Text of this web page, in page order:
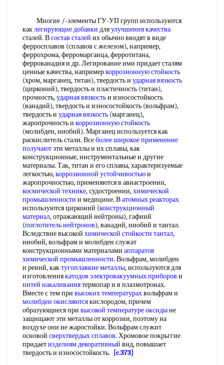
Многие /-элементы ГУ-УП групп используются
каклегирующие добавки дляулучшения качества
сталей. Всостав сталей их обычно вводят в виде
ферросплавов (сплавов с железом), например,
феррохрома, ферромарганца, ферротитана,
феррованадия и др. Легирование ими придает сталям
ценные качества, напримеркоррозионную стойкость
(хром, марганец, титан), твердость и ударная вязкость
(цирконий), твердость и пластичность (титан),
прочность,ударная вязкостьи износостойкость
(ванадий), твердость и износостойкость (вольфрам),
твердость и ударная вязкость (марганец),
жаропрочность и коррозионную стойкость
(молибден, ниобий). Марганец используется как
раскислитель стали. Всеболее широкоеприменение
получаютэти металлы и их сплавы, как
конструкционные, инструментальные и другие
материалы. Так, титан и его сплавы, характеризуемые
легкостью,коррозионной устойчивостьюи
жаропрочностью, применяются в авиастроении,
космической технике, судостроении,химической
промышленности и медицине. Ватомных реакторах
используются цирконий (конструкционный
материал, отражающий нейтроны), гафний
(поглотитель нейтронов), ванадий, ниобий и тантал.
Вследствие высокой химической стойкости тантал,
ниобий, вольфрам и молибден служат
конструкционными материалами аппаратов
химической промышленности. Вольфрам, молибден
и рений, кактугоплавкие металлы, используются для
изготовлениякатодов электровакуумных приборов и
нитей накаливаниятермопар и в плазмотронах.
Вместе с тем при высоких температурахвольфрам и
молибден окисляютсякислородом, причем
образующиеся при высокой температуре оксидыне
защищают эти металлы от коррозии, поэтому на
воздухе они не жаростойки. Вольфрам служит
основой сверхтвердых сплавов. Хромовое покрьггие
придаетизделиям декоративный вид, повышает
твердость и износостойкость.
[c.373]